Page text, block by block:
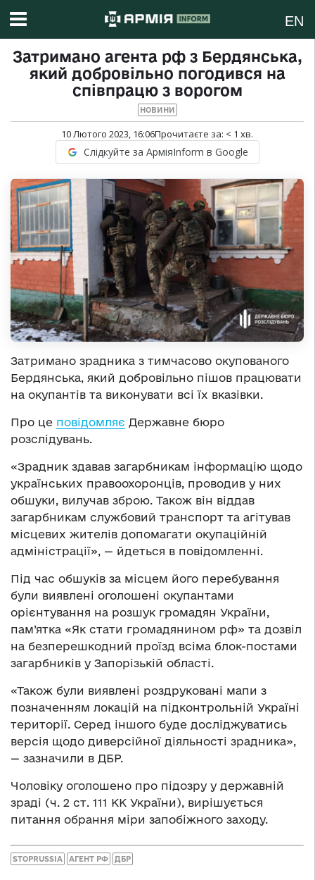
EN
Затримано агента рф з Бердянська,
який добровільно погодився на
співпрацю з ворогом
НОВИНИ
10 Лютого 2023, 16:06Прочитаєте за: < 1 хв.
Слідкуйте за АрміяInform в Google
Затримано зрадника з тимчасово окупованого
Бердянська, який добровільно пішов працювати
на окупантів та виконувати всі їх вказівки.
Про це повідомляє Державне бюро
розслідувань.
«Зрадник здавав загарбникам інформацію щодо
українських правоохоронців, проводив у них
обшуки, вилучав зброю. Також він віддав
загарбникам службовий транспорт та агітував
місцевих жителів допомагати окупаційній
адміністрації», — йдеться в повідомленні.
Під час обшуків за місцем його перебування
були виявлені оголошені окупантами
орієнтування на розшук громадян України,
пам’ятка «Як стати громадянином рф» та дозвіл
на безперешкодний проїзд всіма блок-постами
загарбників у Запорізькій області.
«Також були виявлені роздруковані мапи з
позначенням локацій на підконтрольній Україні
території. Серед іншого буде досліджуватись
версія щодо диверсійної діяльності зрадника»,
— зазначили в ДБР.
Чоловіку оголошено про підозру у державній
зраді (ч. 2 ст. 111 КК України), вирішується
питання обрання міри запобіжного заходу.
STOPRUSSIA АГЕНТ РФ ДБР